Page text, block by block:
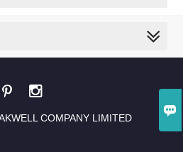

 
COMPANY LIMITED